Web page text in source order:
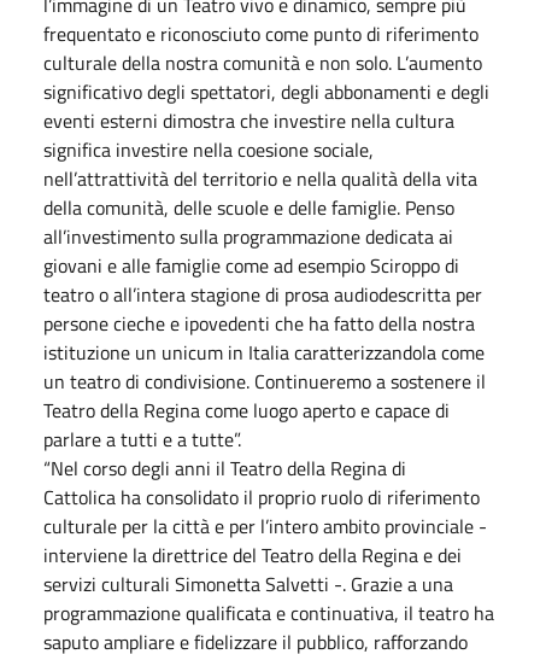
frequentato e riconosciuto come punto di riferimento
culturale della nostra comunità e non solo. L’aumento
significativo degli spettatori, degli abbonamenti e degli
eventi esterni dimostra che investire nella cultura
significa investire nella coesione sociale,
nell’attrattività del territorio e nella qualità della vita
della comunità, delle scuole e delle famiglie. Penso
all’investimento sulla programmazione dedicata ai
giovani e alle famiglie come ad esempio Sciroppo di
teatro o all’intera stagione di prosa audiodescritta per
persone cieche e ipovedenti che ha fatto della nostra
istituzione un unicum in Italia caratterizzandola come
un teatro di condivisione. Continueremo a sostenere il
Teatro della Regina come luogo aperto e capace di
parlare a tutti e a tutte”.
“Nel corso degli anni il Teatro della Regina di
Cattolica ha consolidato il proprio ruolo di riferimento
culturale per la città e per l’intero ambito provinciale -
interviene la direttrice del Teatro della Regina e dei
servizi culturali Simonetta Salvetti -. Grazie a una
programmazione qualificata e continuativa, il teatro ha
saputo ampliare e fidelizzare il pubblico, rafforzando